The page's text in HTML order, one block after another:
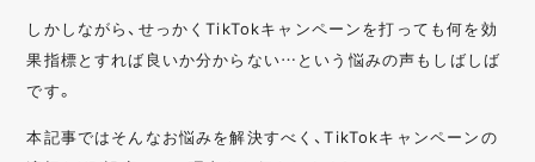
しかしながら、せっかくTikTokキャンペーンを打っても何を効
果指標とすれば良いか分からない…という悩みの声もしばしば
です。
本記事ではそんなお悩みを解決すべく、TikTokキャンペーンの